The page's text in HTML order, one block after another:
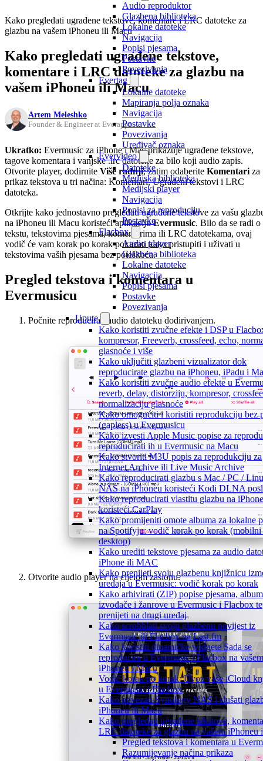
Audio reproduktor
Glazbena biblioteka
Lokalne datoteke
Navigacija
Popisi pjesama
Postavke
Povezivanja
Evertag
Lokalne datoteke
Mapiranja polja oznaka
Navigacija
Postavke
Povezivanja
Uređivač oznaka
Evervideo
Datoteke
Medijska biblioteka
Medijski player
Navigacija
Popisi za reproduciju
Postavke
Flacbox
Audio player
Glazbena biblioteka
Lokalne datoteke
Navigacija
Popisi pjesama
Postavke
Povezivanja
Upute
Kako koristiti zvučne efekte i DSP u
kompresor, Freeverb, crossfeed, echo,
glasnoće i više
Kako uključiti glazbeni vizualizator dok
reproducirate glazbu na iPhoneu, iPadu i
Kako koristiti zvučne audio efekte u
reverb, delay, distorziju, kompresor,
normalizaciju glasnoće
Kako omogućiti i koristiti reprodukciju bez
(gapless) u Evermusicu
Kako izvesti Apple Music popise za
reproducirati ih u Evermusic na Macu
Kako stvoriti M3U popis za reprodukciju za
Internet Archive ili Live Music Archive
Kako reproducirati glazbu s Mac / PC /
NAS na iPhoneu koristeći Kodi DLNA
Kako reproducirati vlastitu glazbu na
koristeći CarPlay
Kako promijeniti omote albuma za lokalne
na Spotifyju: vodič korak po korak
desktop)
Kako urediti tekstove pjesama za audio
iPhone ili MAC
Kako prenijeti svoju glazbenu knjižnicu
uređaja u Evermusic: vodič korak po korak
Kako arhivirati (ZIP) popise pjesama,
izvođače i žanrove u Evermusic i Flacbox te
prenijeti na drugi uređaj
Kako scrobblati svoju glazbenu povijest iz
Evermusic ili Flacbox na Last.fm
Kako koristiti dinamičke widgete Sada se
reproducira u Evermusic i Flacbox na vašem
iPhoneu i Macu
Vodič korak po korak: Uvoz vaše iCloud
u Evermusic i Flacbox
Kako povezati Synology NAS i slušati
iPhoneu ili Macu
Kako pregledati ugrađene tekstove,
LRC datoteke za glazbu na vašem iPhoneu
Pregled tekstova i komentara u
Razumijevanje načina prikaza
Kako pregledati ugrađene tekstove, komentare i LRC datoteke za
glazbu na vašem iPhoneu ili Macu
Kako pregledati ugrađene tekstove,
komentare i LRC datoteke za glazbu na
vašem iPhoneu ili Macu
Artem Meleshko
Founder & Engineer at Everappz
Ukratko: Evermusic za iPhone i Mac prikazuje ugrađene tekstove,
tagove komentara i vanjske .lrc datoteke za bilo koji audio zapis.
Otvorite player, dodirnite Više radnji, zatim odaberite Komentari za
prikaz tekstova u tri načina: Komentari, Ugrađeni tekstovi i LRC
datoteka.
Otkrijte kako jednostavno pregledati ugrađene tekstove za vašu
na iPhoneu ili Macu koristeći aplikacijuEvermusic. Bilo da se radi o
tekstu, tekstovima pjesama, komentarima ili LRC datotekama, ovaj
vodič će vam korak po korak pokazati kako pristupiti i uživati u
tekstovima vaših pjesama bez poteškoća.
Pregled tekstova i komentara u
Evermusicu
Počnite reproducirati audio datoteku dodirivanjem.
Otvorite audio player na cijelom zaslonu.